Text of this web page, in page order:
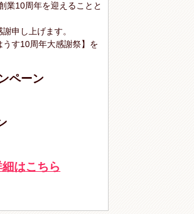
業10周年を迎えることと
申し上げます。
す10周年大感謝祭】を
ペーン
はこちら